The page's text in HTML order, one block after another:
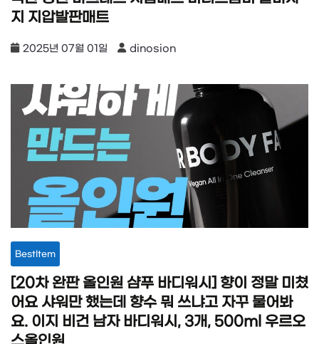
지 지압발판매트
2025년 07월 01일 dinosion
BestItem
[20차 완판 올인원 샴푸 바디워시] 향이 정말 미쳤
어요 샤워만 했는데 향수 뭐 쓰냐고 자꾸 물어봐
요. 이지 비건 남자 바디워시, 3개, 500ml 우르오